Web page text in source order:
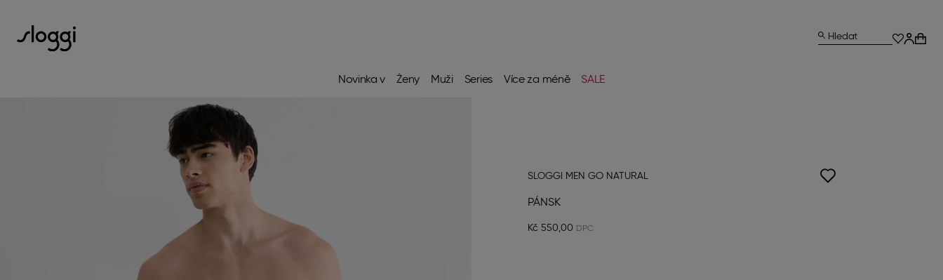
Novinka v Ženy Muži Series Více za méně SALE
Hledat
SLOGGI MEN GO NATURAL
PÁNSK
Kč 550,00